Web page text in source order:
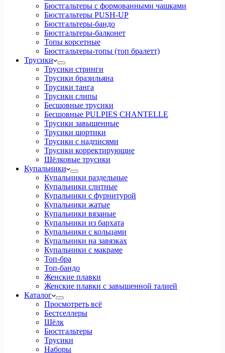
Бюстгальтеры с формованными чашками
Бюстгальтеры PUSH-UP
Бюстгальтеры-бандо
Бюстгальтеры-балконет
Топы корсетные
Бюстгальтеры-топы (топ бралетт)
Трусики
Трусики стринги
Трусики бразильяна
Трусики танга
Трусики слипы
Бесшовные трусики
Бесшовные PULPIES CHANTELLE
Трусики завышенные
Трусики шортики
Трусики с надписями
Трусики корректирующие
Шёлковые трусики
Купальники
Купальники раздельные
Купальники слитные
Купальники с фурнитурой
Купальники жатые
Купальники вязаные
Купальники из бархата
Купальники с кольцами
Купальники на завязках
Купальники с макраме
Топ-бра
Топ-бандо
Женские плавки
Женские плавки с завышенной талией
Каталог
Просмотреть всё
Бестселлеры
Шёлк
Бюстгальтеры
Трусики
Наборы